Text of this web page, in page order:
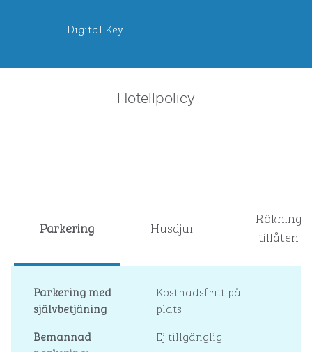
Digital Key
Hotellpolicy
Parkering Husdjur
Rökning
tillåten
Parkering med
självbetjäning
Kostnadsfritt på
plats
Bemannad
Ej tillgänglig